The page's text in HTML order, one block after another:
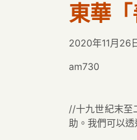
東華
2020年11月26
am730
//十九世紀末至
助。我們可以